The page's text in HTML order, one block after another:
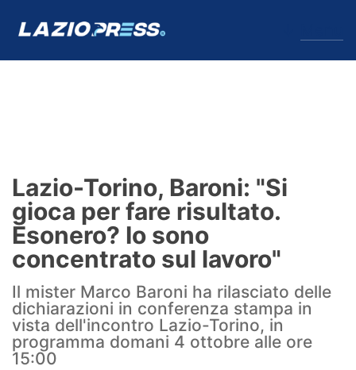
Formello
Infortuni
Primavera
Calciomercato
Lazio Women
Lazio-Torino, Baroni: "Si
gioca per fare risultato.
Esonero? Io sono
concentrato sul lavoro"
Il mister Marco Baroni ha rilasciato delle
dichiarazioni in conferenza stampa in
vista dell'incontro Lazio-Torino, in
programma domani 4 ottobre alle ore
15:00